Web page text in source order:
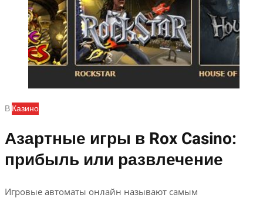
ВКазино
Азартные игры в Rox Casino:
прибыль или развлечение
Игровые автоматы онлайн называют самым